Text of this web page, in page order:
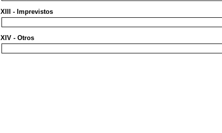
XIII - Imprevistos
XIV - Otros